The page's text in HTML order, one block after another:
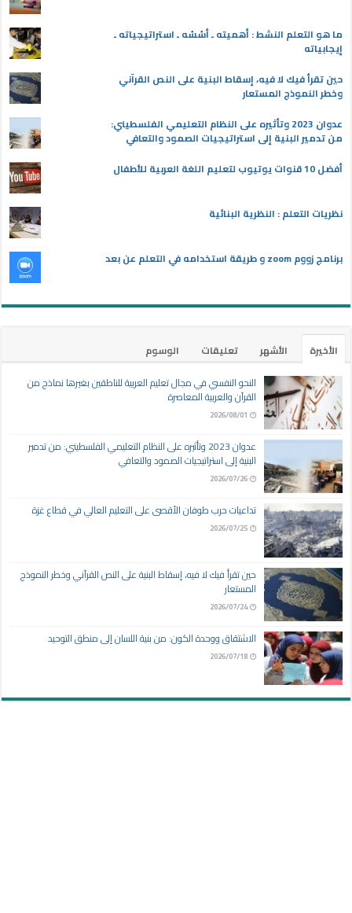
ما هو التعلم النشط : أهميته ـ أسُسُه ـ استراتيجياته ـ
إيجابياته
حين تقرأ فيك لا فيه، إسقاط البنية على النص القرآني
وخطر النموذج المستعار
عدوان 2023 وتأثيره على النظام التعليمي الفلسطيني:
من تدمير البنية إلى استراتيجيات الصمود والتعافي
أفضل 10 قنوات يوتيوب لتعليم اللغة العربية للأطفال
نظريات التعلم : النظرية البنائية
برنامج زووم zoom و طريقة استخدامه في التعلم عن بعد
الأخيرة الأشهر تعليقات
الوسوم
النحو النفسي في مجال تعليم العربية للناطقين بغيرها نماذج من
القرآن والعربية المعاصرة
2026/08/01
عدوان 2023 وتأثيره على النظام التعليمي الفلسطيني: من تدمير
البنية إلى استراتيجيات الصمود والتعافي
2026/07/26
تداعيات حرب طوفان الأقصى على التعليم العالي في قطاع غزة
2026/07/25
حين تقرأ فيك لا فيه، إسقاط البنية على النص القرآني وخطر النموذج
المستعار
2026/07/24
الاشتقاق ووحدة الكون: من بنية اللسان إلى منطق التوحيد
2026/07/18